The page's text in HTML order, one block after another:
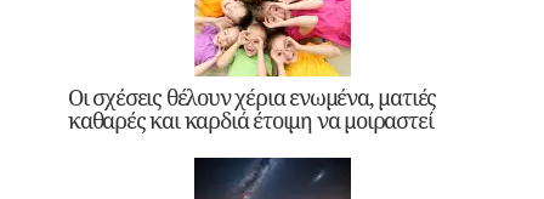
Οι σχέσεις θέλουν χέρια ενωμένα, ματιές
καθαρές και καρδιά έτοιμη να μοιραστεί